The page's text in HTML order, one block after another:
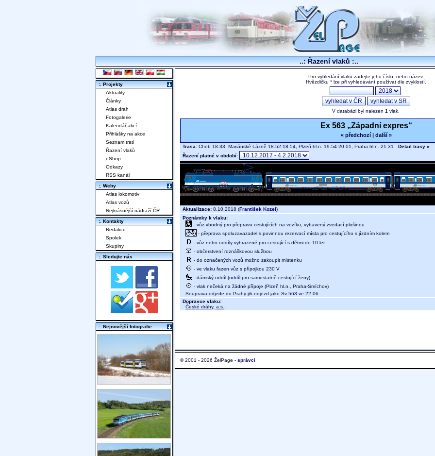
..: Řazení vlaků :..
Pro vyhledání vlaku zadejte jeho číslo, nebo název.
Hvězdičku * lze při vyhledávání používat dle zvyklostí.
V databázi byl nalezen 1 vlak.
Ex 563 „Západní expres“
« předchozí| další »
Trasa: Cheb 18.33, Mariánské Lázně 18.52-18.54, Plzeň hl.n. 19.54-20.01, Praha hl.n. 21.31 Detail trasy »
Řazení platné v období:
Aktualizace: 8.10.2018 (František Kozel)
Poznámky k vlaku:
- vůz vhodný pro přepravu cestujících na vozíku, vybavený zvedací plošinou
- přeprava spoluzavazadel s povinnou rezervací místa pro cestujícího s jízdním kolem
- vůz nebo oddíly vyhrazené pro cestující s dětmi do 10 let
- občerstvení roznáškovou službou
- do označených vozů možno zakoupit místenku
- ve vlaku řazen vůz s přípojkou 230 V
- dámský oddíl (oddíl pro samostatně cestující ženy)
- vlak nečeká na žádné přípoje (Plzeň hl.n., Praha-Smíchov)
Souprava odjede do Prahy jih-odjezd jako Sv 563 ve 22.06
Dopravce vlaku:
České dráhy, a.s. ;
© 2001 - 2026 ŽelPage - správci
:. Projekty
Aktuality
Články
Atlas drah
Fotogalerie
Kalendář akcí
Přihlášky na akce
Seznam tratí
Řazení vlaků
eShop
Odkazy
RSS kanál
:. Weby
Atlas lokomotiv
Atlas vozů
Nejkrásnější nádraží ČR
:. Kontakty
Redakce
Spolek
Skupiny
:. Sledujte nás
:. Nejnovější fotografie